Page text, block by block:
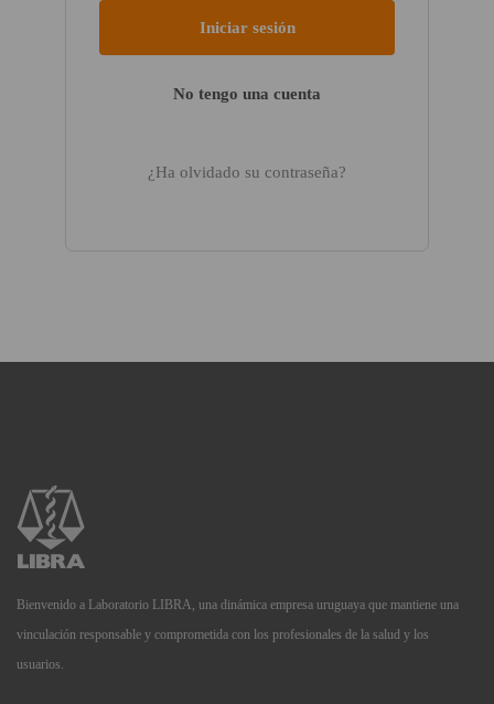
No tengo una cuenta
¿Ha olvidado su contraseña?
Bienvenido a Laboratorio LIBRA, una dinámica empresa uruguaya que mantiene una
vinculación responsable y comprometida con los profesionales de la salud y los
usuarios.